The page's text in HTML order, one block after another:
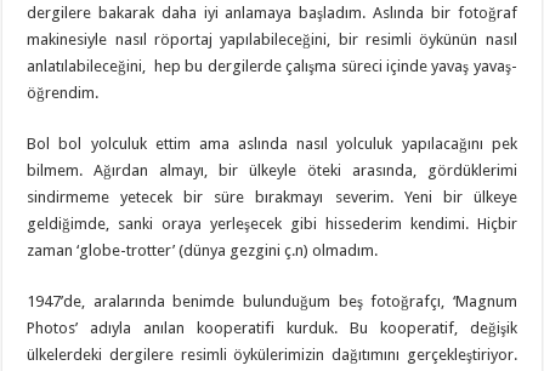
dergilere bakarak daha iyi anlamaya başladım. Aslında bir fotoğraf
makinesiyle nasıl röportaj yapılabileceğini, bir resimli öykünün nasıl
anlatılabileceğini, hep bu dergilerde çalışma süreci içinde yavaş yavaş-
öğrendim.
Bol bol yolculuk ettim ama aslında nasıl yolculuk yapılacağını pek
bilmem. Ağırdan almayı, bir ülkeyle öteki arasında, gördüklerimi
sindirmeme yetecek bir süre bırakmayı severim. Yeni bir ülkeye
geldiğimde, sanki oraya yerleşecek gibi hissederim kendimi. Hiçbir
zaman ‘globe-trotter’ (dünya gezgini ç.n) olmadım.
1947’de, aralarında benimde bulunduğum beş fotoğrafçı, ‘Magnum
Photos’ adıyla anılan kooperatifi kurduk. Bu kooperatif, değişik
ülkelerdeki dergilere resimli öykülerimizin dağıtımını gerçekleştiriyor.